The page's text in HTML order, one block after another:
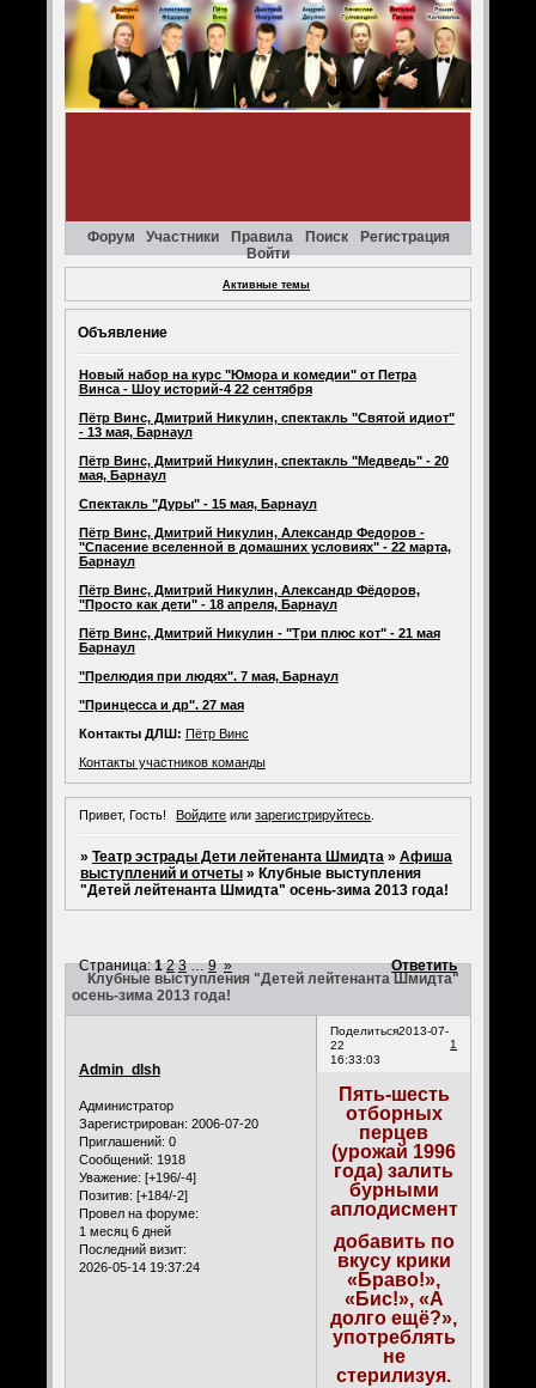
Форум Участники Правила Поиск
Регистрация
Войти
Активные темы
Объявление
Новый набор на курс "Юмора и комедии" от Петра
Винса - Шоу историй-4 22 сентября
Пётр Винс, Дмитрий Никулин, спектакль "Святой идиот"
- 13 мая, Барнаул
Пётр Винс, Дмитрий Никулин, спектакль "Медведь" - 20
мая, Барнаул
Спектакль "Дуры" - 15 мая, Барнаул
Пётр Винс, Дмитрий Никулин, Александр Федоров -
"Спасение вселенной в домашних условиях" - 22 марта,
Барнаул
Пётр Винс, Дмитрий Никулин, Александр Фёдоров,
"Просто как дети" - 18 апреля, Барнаул
Пётр Винс, Дмитрий Никулин - "Три плюс кот" - 21 мая
Барнаул
"Прелюдия при людях". 7 мая, Барнаул
"Принцесса и др". 27 мая
Контакты ДЛШ: Пётр Винс
Контакты участников команды
Привет, Гость! Войдите илизарегистрируйтесь.
» Театр эстрады Дети лейтенанта Шмидта » Афиша
выступлений и отчеты » Клубные выступления
"Детей лейтенанта Шмидта" осень-зима 2013 года!
Клубные выступления "Детей лейтенанта Шмидта"
осень-зима 2013 года!
Страница:1 2 3 … 9 » Ответить
Поделиться
1
2013-07-
22
16:33:03
Admin_dlsh
Администратор
Зарегистрирован: 2006-07-20
Приглашений: 0
Сообщений: 1918
Уважение: [+196/-4]
Позитив: [+184/-2]
Провел на форуме:
1 месяц 6 дней
Последний визит:
2026-05-14 19:37:24
Пять-шесть
отборных
перцев
(урожай 1996
года) залить
бурными
аплодисментами,
добавить по
вкусу крики
«Браво!»,
«Бис!», «А
долго ещё?»,
употреблять
не
стерилизуя.